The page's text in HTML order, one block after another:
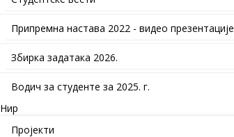
Припремна настава 2022 - видео презентације
Збирка задатака 2026.
Водич за студенте за 2025. г.
Нир
Пројекти